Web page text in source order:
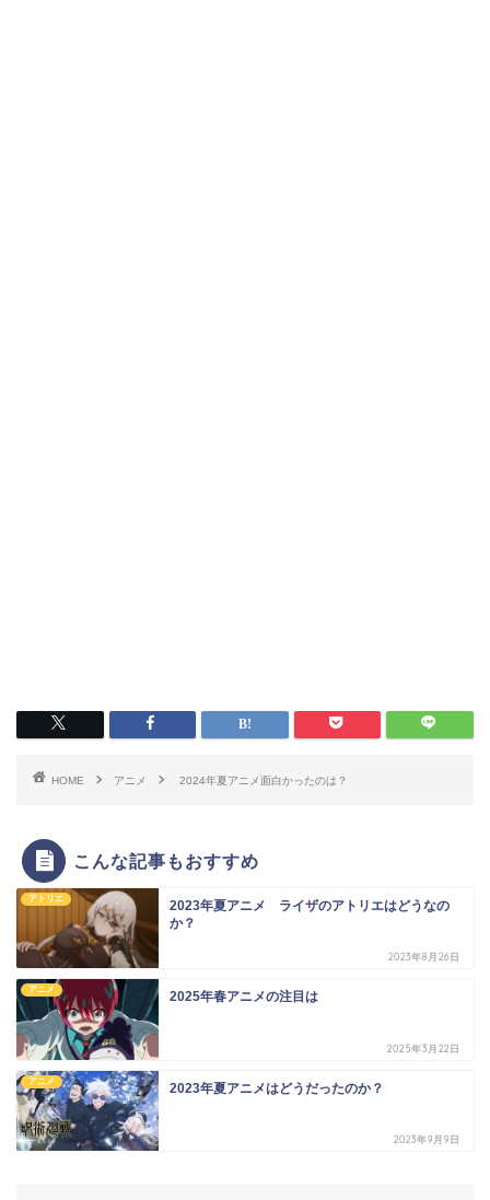
HOME アニメ 2024年夏アニメ面白かったのは？
こんな記事もおすすめ
アトリエ
2023年夏アニメ ライザのアトリエはどうなの
か？
2023年8月26日
アニメ 2025年春アニメの注目は
2025年3月22日
アニメ 2023年夏アニメはどうだったのか？
2023年9月9日